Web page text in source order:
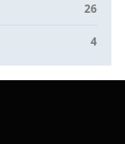
26
4